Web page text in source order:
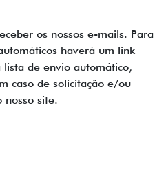
os nossos e-mails. Para
haverá um link
de envio automático,
caso de solicitação e/ou
nosso site.